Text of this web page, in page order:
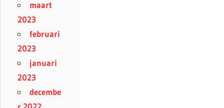
maart
2023
februari
2023
januari
2023
decembe